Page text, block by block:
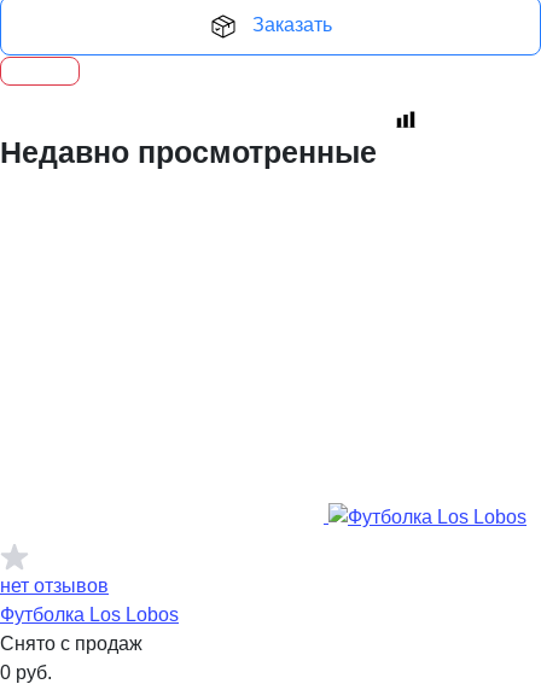
Заказать
Недавно просмотренные
нет отзывов
Футболка Los Lobos
Снято с продаж
0 руб.